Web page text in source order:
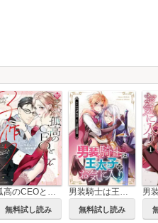
孤高のCEOと子作りすることになりました！
無料試し読み
男装騎士は王太子のお気に入り（分冊版）
無料試し読み